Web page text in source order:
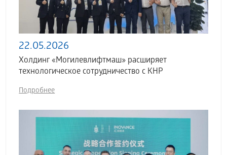
22.05.2026
Холдинг «Могилевлифтмаш» расширяет
технологическое сотрудничество с КНР
Подробнее